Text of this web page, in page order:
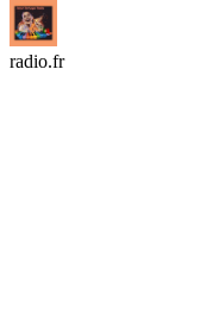
radio.fr